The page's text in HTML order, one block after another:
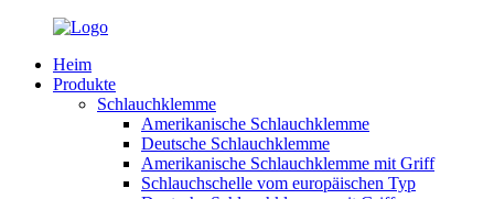
Heim
Produkte
Schlauchklemme
Amerikanische Schlauchklemme
Deutsche Schlauchklemme
Amerikanische Schlauchklemme mit Griff
Schlauchschelle vom europäischen Typ